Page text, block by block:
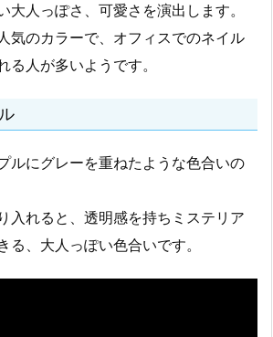
大人っぽさ、可愛さを演出します。
気のカラーで、オフィスでのネイル
る人が多いようです。
ルにグレーを重ねたような色合いの
入れると、透明感を持ちミステリア
る、大人っぽい色合いです。